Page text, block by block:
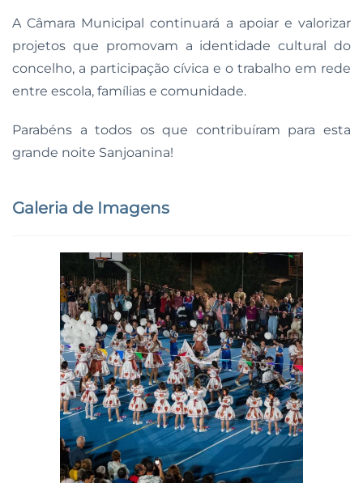
A Câmara Municipal continuará a apoiar e valorizar
projetos que promovam a identidade cultural do
concelho, a participação cívica e o trabalho em rede
entre escola, famílias e comunidade.
Parabéns a todos os que contribuíram para esta
grande noite Sanjoanina!
Galeria de Imagens
Ampliar